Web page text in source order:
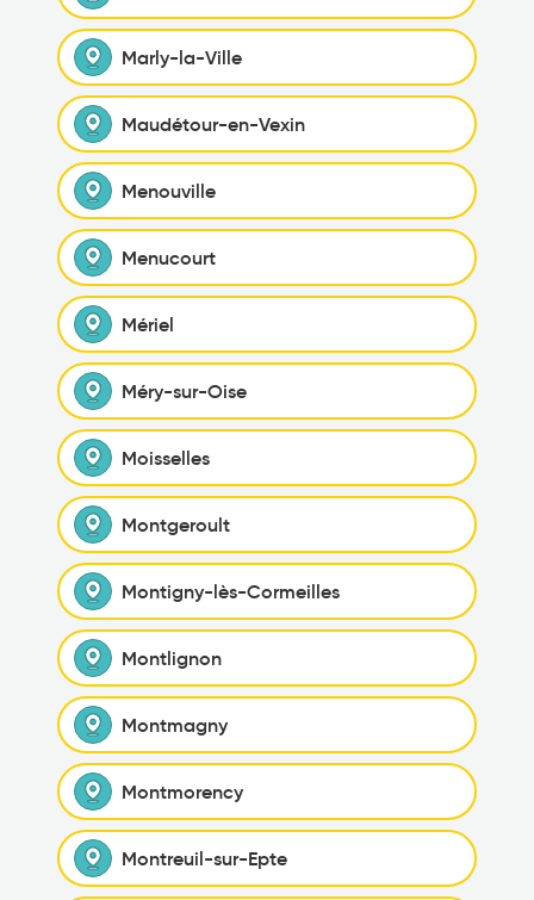
Marly-la-Ville
Maudétour-en-Vexin
Menouville
Menucourt
Mériel
Méry-sur-Oise
Moisselles
Montgeroult
Montigny-lès-Cormeilles
Montlignon
Montmagny
Montmorency
Montreuil-sur-Epte